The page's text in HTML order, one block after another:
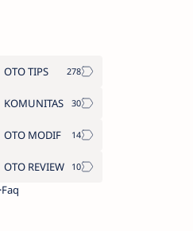
OTO TIPS
KOMUNITAS
OTO MODIF
OTO REVIEW
Faq